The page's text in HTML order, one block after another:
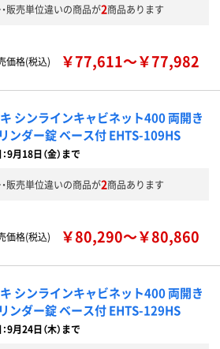
販売単位違いの商品が2商品あります
価格(税込)
￥77,611～￥77,982
シンラインキャビネット400 両開き
ンダー錠 ベース付 EHTS-109HS
9月18日（金）まで
販売単位違いの商品が2商品あります
価格(税込)
￥80,290～￥80,860
シンラインキャビネット400 両開き
ンダー錠 ベース付 EHTS-129HS
9月24日（木）まで